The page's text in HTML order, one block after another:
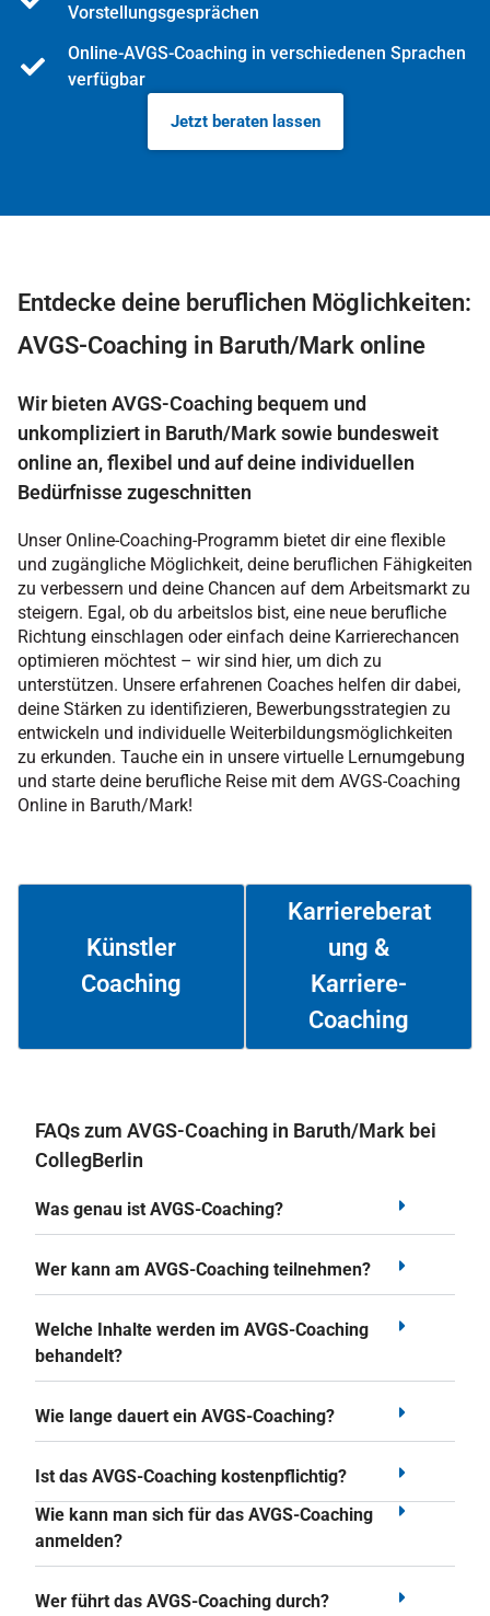
Vorstellungsgesprächen
Online-AVGS-Coaching in verschiedenen Sprachen
verfügbar
Jetzt beraten lassen
Entdecke deine beruflichen Möglichkeiten:
AVGS-Coaching in Baruth/Mark online
Wir bieten AVGS-Coaching bequem und
unkompliziert in Baruth/Mark sowie bundesweit
online an, flexibel und auf deine individuellen
Bedürfnisse zugeschnitten
Unser Online-Coaching-Programm bietet dir eine flexible
und zugängliche Möglichkeit, deine beruflichen Fähigkeiten
zu verbessern und deine Chancen auf dem Arbeitsmarkt zu
steigern. Egal, ob du arbeitslos bist, eine neue berufliche
Richtung einschlagen oder einfach deine Karrierechancen
optimieren möchtest – wir sind hier, um dich zu
unterstützen. Unsere erfahrenen Coaches helfen dir dabei,
deine Stärken zu identifizieren, Bewerbungsstrategien zu
entwickeln und individuelle Weiterbildungsmöglichkeiten
zu erkunden. Tauche ein in unsere virtuelle Lernumgebung
und starte deine berufliche Reise mit dem AVGS-Coaching
Online in Baruth/Mark!
Künstler
Coaching
Weiterlesen
Karriereberat
ung &
Karriere-
Coaching
Weiterlesen
FAQs zum AVGS-Coaching in Baruth/Mark bei
CollegBerlin
Was genau ist AVGS-Coaching?
Wer kann am AVGS-Coaching teilnehmen?
Welche Inhalte werden im AVGS-Coaching
behandelt?
Wie lange dauert ein AVGS-Coaching?
Ist das AVGS-Coaching kostenpflichtig?
Wie kann man sich für das AVGS-Coaching
anmelden?
Wer führt das AVGS-Coaching durch?